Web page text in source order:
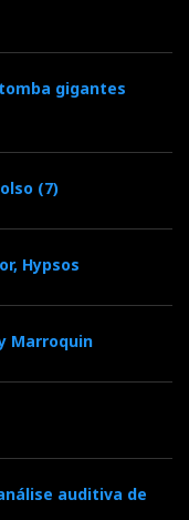
gigantes
(7)
Hypsos
Marroquin
auditiva de